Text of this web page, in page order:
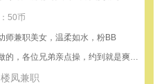
50币
师兼职美女，温柔如水，粉BB
这个妹妹是刚出来做的，各位兄弟亲点操，约到就是爽到了。
楼凤兼职